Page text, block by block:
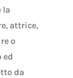
la
attrice,
o
da